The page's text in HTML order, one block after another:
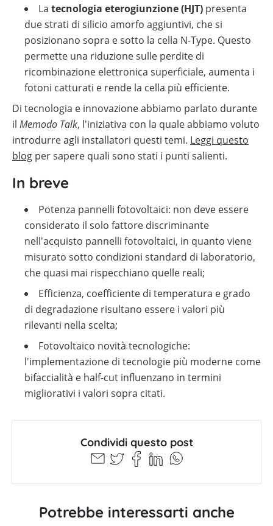
La tecnologia eterogiunzione (HJT) presenta
due strati di silicio amorfo aggiuntivi, che si
posizionano sopra e sotto la cella N-Type. Questo
permette una riduzione sulle perdite di
ricombinazione elettronica superficiale, aumenta i
fotoni catturati e rende la cella più efficiente.
Di tecnologia e innovazione abbiamo parlato durante
il Memodo Talk, l'iniziativa con la quale abbiamo voluto
introdurre agli installatori questi temi. Leggi questo
blog per sapere quali sono stati i punti salienti.
In breve
Potenza pannelli fotovoltaici: non deve essere
considerato il solo fattore discriminante
nell'acquisto pannelli fotovoltaici, in quanto viene
misurato sotto condizioni standard di laboratorio,
che quasi mai rispecchiano quelle reali;
Efficienza, coefficiente di temperatura e grado
di degradazione risultano essere i valori più
rilevanti nella scelta;
Fotovoltaico novità tecnologiche:
l'implementazione di tecnologie più moderne come
bifaccialità e half-cut influenzano in termini
migliorativi i valori sopra citati.
Condividi questo post
Potrebbe interessarti anche